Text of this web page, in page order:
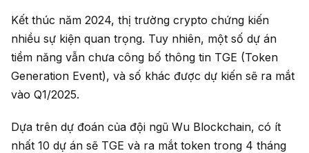
Kết thúc năm 2024, thị trường crypto chứng kiến
nhiều sự kiện quan trọng. Tuy nhiên, một số dự án
tiềm năng vẫn chưa công bố thông tin TGE (Token
Generation Event), và số khác được dự kiến sẽ ra mắt
vào Q1/2025.
Dựa trên dự đoán của đội ngũ Wu Blockchain, có ít
nhất 10 dự án sẽ TGE và ra mắt token trong 4 tháng